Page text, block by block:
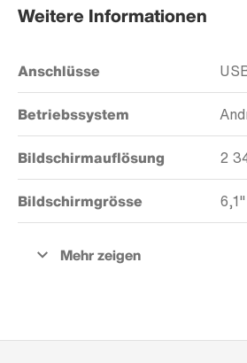
Weitere Informationen
Anschlüsse
Betriebssystem
Bildschirmauflösung 2
Bildschirmgrösse 6,1"